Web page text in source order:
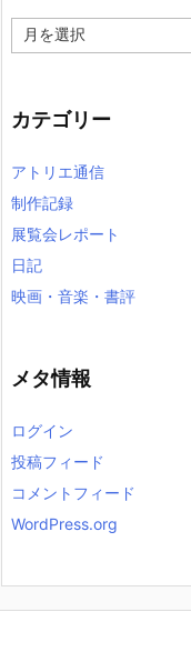
ー
ブ
カテゴリー
アトリエ通信
制作記録
展覧会レポート
日記
映画・音楽・書評
メタ情報
ログイン
投稿フィード
コメントフィード
WordPress.org